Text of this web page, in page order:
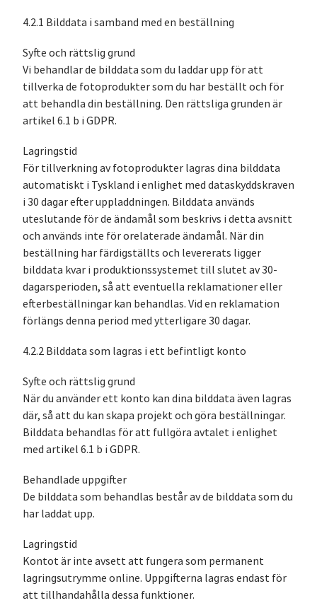
4.2.1 Bilddata i samband med en beställning
Syfte och rättslig grund
Vi behandlar de bilddata som du laddar upp för att
tillverka de fotoprodukter som du har beställt och för
att behandla din beställning. Den rättsliga grunden är
artikel 6.1 b i GDPR.
Lagringstid
För tillverkning av fotoprodukter lagras dina bilddata
automatiskt i Tyskland i enlighet med dataskyddskraven
i 30 dagar efter uppladdningen. Bilddata används
uteslutande för de ändamål som beskrivs i detta avsnitt
och används inte för orelaterade ändamål. När din
beställning har färdigställts och levererats ligger
bilddata kvar i produktionssystemet till slutet av 30-
dagarsperioden, så att eventuella reklamationer eller
efterbeställningar kan behandlas. Vid en reklamation
förlängs denna period med ytterligare 30 dagar.
4.2.2 Bilddata som lagras i ett befintligt konto
Syfte och rättslig grund
När du använder ett konto kan dina bilddata även lagras
där, så att du kan skapa projekt och göra beställningar.
Bilddata behandlas för att fullgöra avtalet i enlighet
med artikel 6.1 b i GDPR.
Behandlade uppgifter
De bilddata som behandlas består av de bilddata som du
har laddat upp.
Lagringstid
Kontot är inte avsett att fungera som permanent
lagringsutrymme online. Uppgifterna lagras endast för
att tillhandahålla dessa funktioner.